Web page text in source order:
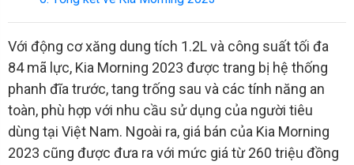
Với động cơ xăng dung tích 1.2L và công suất tối đa
84 mã lực, Kia Morning 2023 được trang bị hệ thống
phanh đĩa trước, tang trống sau và các tính năng an
toàn, phù hợp với nhu cầu sử dụng của người tiêu
dùng tại Việt Nam. Ngoài ra, giá bán của Kia Morning
2023 cũng được đưa ra với mức giá từ 260 triệu đồng